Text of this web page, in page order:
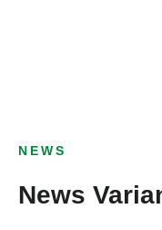
NEWS
News